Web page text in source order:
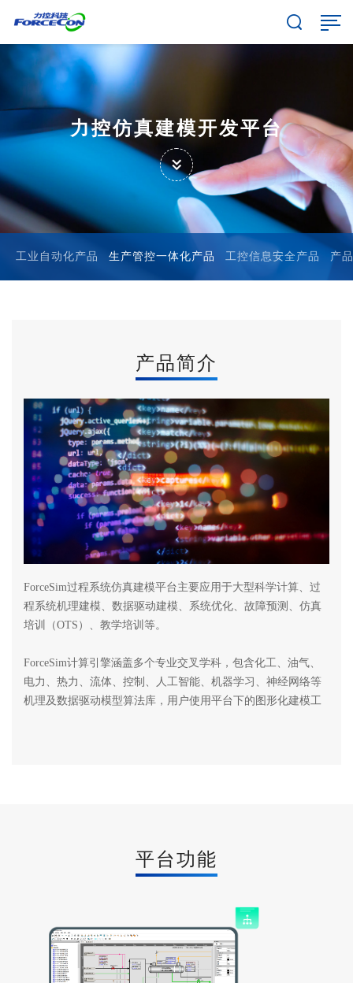
力控仿真建模开发平台
工业自动化产品 生产管控一体化产品 工控信息安全产品 产
产品简介
ForceSim过程系统仿真建模平台主要应用于大型科学计算、过
程系统机理建模、数据驱动建模、系统优化、故障预测、仿真
培训（OTS）、教学培训等。
ForceSim计算引擎涵盖多个专业交叉学科，包含化工、油气、
电力、热力、流体、控制、人工智能、机器学习、神经网络等
机理及数据驱动模型算法库，用户使用平台下的图形化建模工
平台功能